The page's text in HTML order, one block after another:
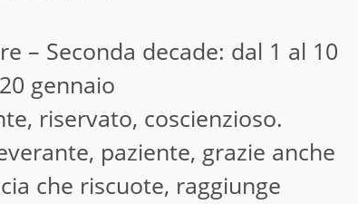
– Seconda decade: dal 1 al 10
gennaio
riservato, coscienzioso.
paziente, grazie anche
che riscuote, raggiunge